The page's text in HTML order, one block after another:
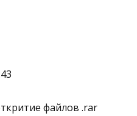
файлов .rar